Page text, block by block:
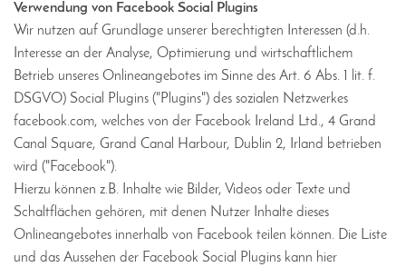
Verwendung von Facebook Social Plugins
Wir nutzen auf Grundlage unserer berechtigten Interessen (d.h.
Interesse an der Analyse, Optimierung und wirtschaftlichem
Betrieb unseres Onlineangebotes im Sinne des Art. 6 Abs. 1 lit. f.
DSGVO) Social Plugins ("Plugins") des sozialen Netzwerkes
facebook.com, welches von der Facebook Ireland Ltd., 4 Grand
Canal Square, Grand Canal Harbour, Dublin 2, Irland betrieben
wird ("Facebook").
Hierzu können z.B. Inhalte wie Bilder, Videos oder Texte und
Schaltflächen gehören, mit denen Nutzer Inhalte dieses
Onlineangebotes innerhalb von Facebook teilen können. Die Liste
und das Aussehen der Facebook Social Plugins kann hier